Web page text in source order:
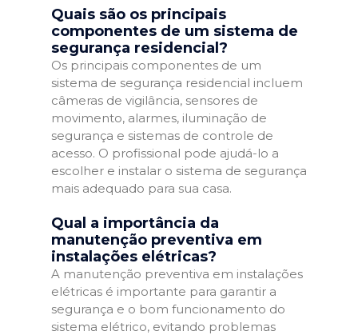
Quais são os principais
componentes de um sistema de
segurança residencial?
Os principais componentes de um
sistema de segurança residencial incluem
câmeras de vigilância, sensores de
movimento, alarmes, iluminação de
segurança e sistemas de controle de
acesso. O profissional pode ajudá-lo a
escolher e instalar o sistema de segurança
mais adequado para sua casa.
Qual a importância da
manutenção preventiva em
instalações elétricas?
A manutenção preventiva em instalações
elétricas é importante para garantir a
segurança e o bom funcionamento do
sistema elétrico, evitando problemas